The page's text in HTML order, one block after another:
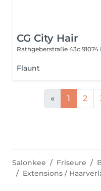
CG City Hair
Rathgeberstraße 43c
Flaunt
« 1 2
Salonkee Friseure
Extensions /